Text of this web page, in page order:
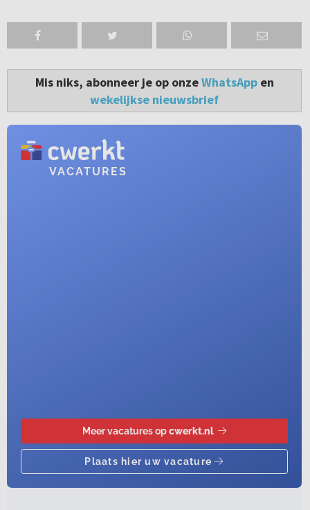
Mis niks, abonneer je op onzeWhatsAppen
wekelijkse nieuwsbrief